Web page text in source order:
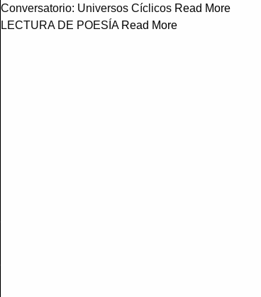
Conversatorio: Universos Cíclicos Read More
LECTURA DE POESÍA Read More